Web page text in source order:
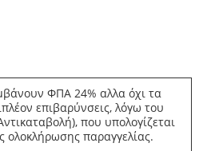
ΦΠΑ 24% αλλα όχι τα
επιβαρύνσεις, λόγω του
που υπολογίζεται
ολοκλήρωσης παραγγελίας.